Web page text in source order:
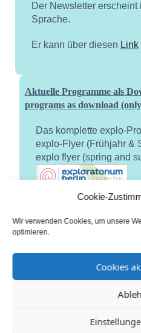
Cookie-
Wir verwenden Cookies, um unsere
optimieren.
Cookies
Der Newsletter erscheint
Sprache.
Er kann über diesen Link
Aktuelle Programme als
programs as download
Das komplette explo-
explo-Flyer (Frühjahr &
explo flyer (spring and